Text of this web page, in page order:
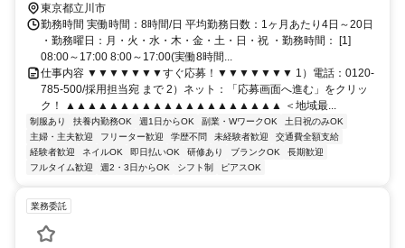
体育館徒歩約15分
東京都立川市
勤務時間 実働時間：8時間/日 平均勤務日数：1ヶ月あたり4日～20日
・勤務曜日：月・火・水・木・金・土・日・祝 ・勤務時間： [1]
08:00～17:00 8:00～17:00(実働8時間...
仕事内容 ▼▼▼▼▼▼▼すぐ応募！▼▼▼▼▼▼▼ 1）電話：0120-
785-500/採用担当宛 まで 2）ネット：「応募画面へ進む」をクリッ
ク！ ▲▲▲▲▲▲▲▲▲▲▲▲▲▲▲▲▲▲▲▲ ＜地域最...
制服あり 扶養内勤務OK 週1日からOK 副業・WワークOK
土日祝のみOK
主婦・主夫歓迎
フリーター歓迎 学歴不問 未経験者歓迎
交通費全額支給
経験者歓迎
ネイルOK 即日払いOK 研修あり ブランクOK
長期歓迎
フルタイム歓迎
週2・3日からOK シフト制 ピアスOK
業務委託